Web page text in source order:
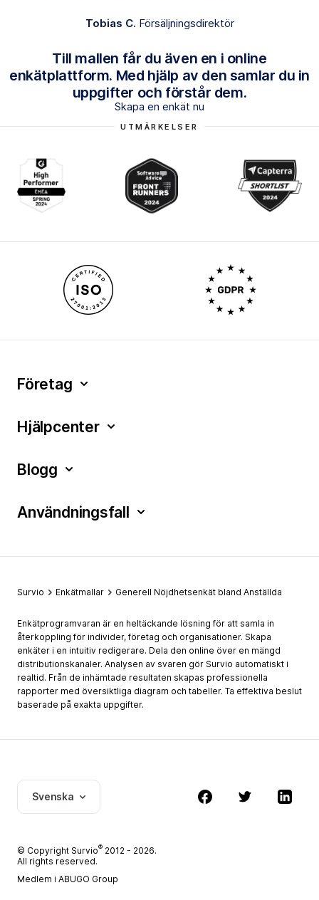
Tobias C. Försäljningsdirektör
Till mallen får du även en i online
enkätplattform. Med hjälp av den samlar du in
uppgifter och förstår dem.
Skapa en enkät nu
UTMÄRKELSER
Företag
Hjälpcenter
Blogg
Användningsfall
Survio Enkätmallar Generell Nöjdhetsenkät bland Anställda
Enkätprogramvaran är en heltäckande lösning för att samla in
återkoppling för individer, företag och organisationer. Skapa
enkäter i en intuitiv redigerare. Dela den online över en mängd
distributionskanaler. Analysen av svaren gör Survio automatiskt i
realtid. Från de inhämtade resultaten skapas professionella
rapporter med översiktliga diagram och tabeller. Ta effektiva beslut
baserade på exakta uppgifter.
Svenska
© Copyright Survio® 2012 - 2026.
All rights reserved.
Medlem i ABUGO Group